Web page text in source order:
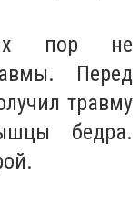
пор не
Перед
травму
бедра.